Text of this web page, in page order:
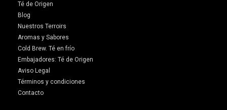
Té de Origen
Blog
Nuestros Terroirs
Aromas y Sabores
Cold Brew. Té en frío
Embajadores: Té de Origen
Aviso Legal
Términos y condiciones
Contacto